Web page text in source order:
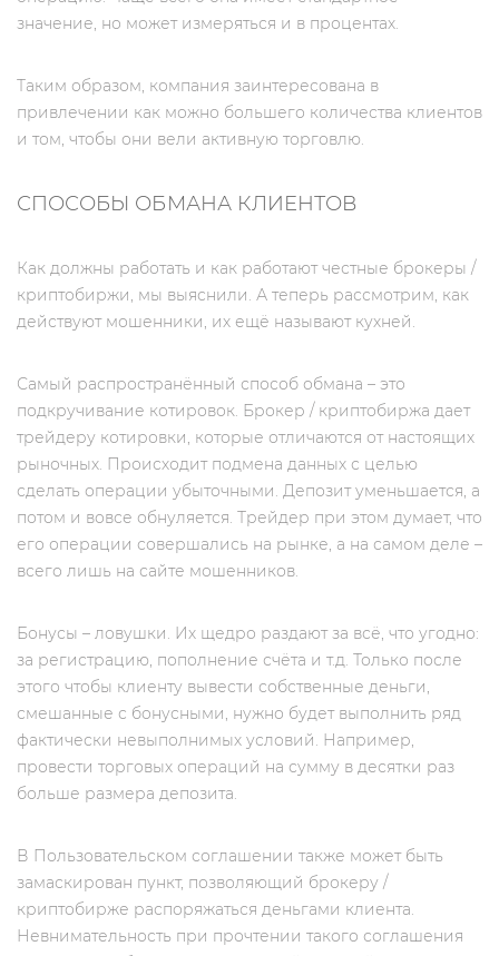
значение, но может измеряться и в процентах.
Таким образом, компания заинтересована в
привлечении как можно большего количества клиентов
и том, чтобы они вели активную торговлю.
СПОСОБЫ ОБМАНА КЛИЕНТОВ
Как должны работать и как работают честные брокеры /
криптобиржи, мы выяснили. А теперь рассмотрим, как
действуют мошенники, их ещё называют кухней.
Самый распространённый способ обмана – это
подкручивание котировок. Брокер / криптобиржа дает
трейдеру котировки, которые отличаются от настоящих
рыночных. Происходит подмена данных с целью
сделать операции убыточными. Депозит уменьшается, а
потом и вовсе обнуляется. Трейдер при этом думает, что
его операции совершались на рынке, а на самом деле –
всего лишь на сайте мошенников.
Бонусы – ловушки. Их щедро раздают за всё, что угодно:
за регистрацию, пополнение счёта и т.д. Только после
этого чтобы клиенту вывести собственные деньги,
смешанные с бонусными, нужно будет выполнить ряд
фактически невыполнимых условий. Например,
провести торговых операций на сумму в десятки раз
больше размера депозита.
В Пользовательском соглашении также может быть
замаскирован пункт, позволяющий брокеру /
криптобирже распоряжаться деньгами клиента.
Невнимательность при прочтении такого соглашения